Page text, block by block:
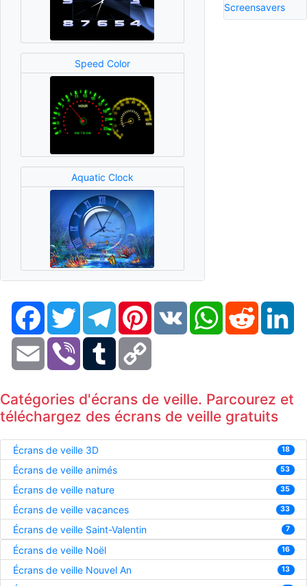
Speed Color
Aquatic Clock
Screensavers
FacebookTwitter TelegramPinterestVK WhatsAppReddit
Email Viber Tumblr
Catégories d'écrans de veille. Parcourez et
téléchargez des écrans de veille gratuits
Écrans de veille 3D 18
Écrans de veille animés 53
Écrans de veille nature 35
Écrans de veille vacances 33
Écrans de veille Saint-Valentin 7
Écrans de veille Noël 16
Écrans de veille Nouvel An 13